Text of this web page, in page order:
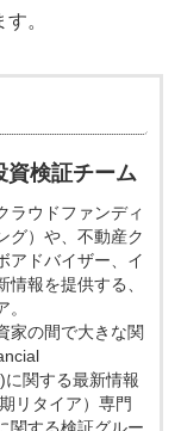
。
資検証チーム
ラウドファンディ
グ）や、不動産ク
アドバイザー、イ
報を提供する、
家の間で大きな関
関する最新情報
リタイア）専門